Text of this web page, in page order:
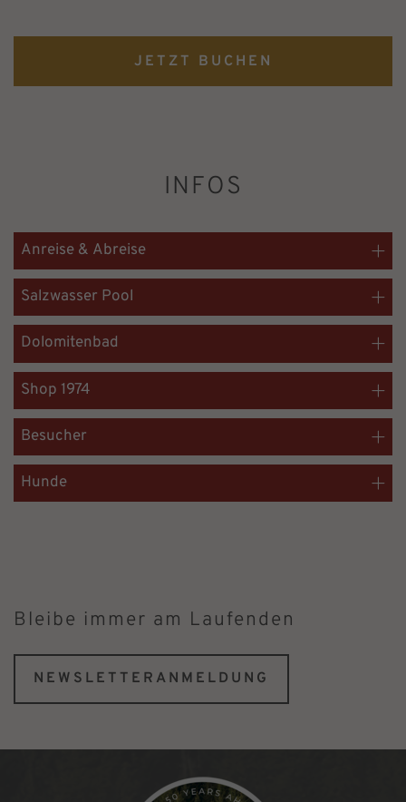
JETZT BUCHEN
INFOS
Anreise & Abreise
Salzwasser Pool
Dolomitenbad
Shop 1974
Besucher
Hunde
Bleibe immer am Laufenden
NEWSLETTERANMELDUNG